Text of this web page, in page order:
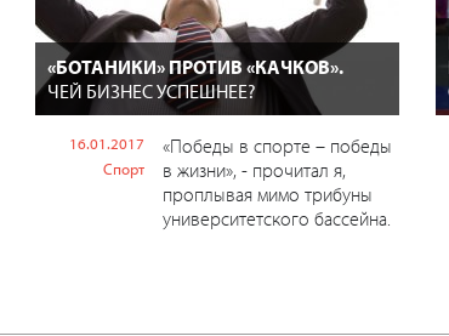
«БОТАНИКИ» ПРОТИВ «КАЧКОВ».
ЧЕЙ БИЗНЕС УСПЕШНЕЕ?
16.01.2017
Спорт
«Победы в спорте – победы
в жизни», - прочитал я,
проплывая мимо трибуны
университетского бассейна.